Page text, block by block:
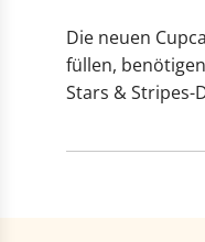
Die neuen
füllen,
Stars & Stripes-